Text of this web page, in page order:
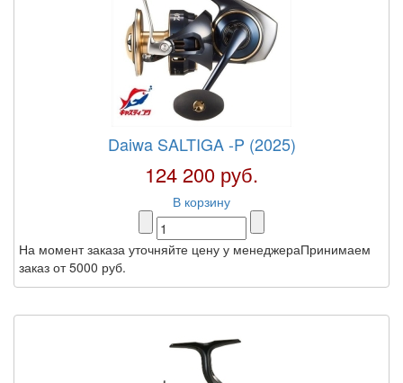
Daiwa SALTIGA -P (2025)
124 200 руб.
В корзину
На момент заказа уточняйте цену у менеджераПринимаем
заказ от 5000 руб.